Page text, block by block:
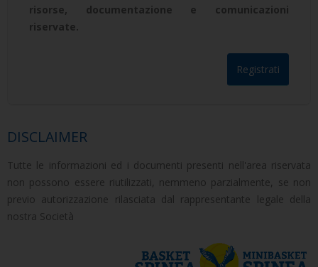
risorse, documentazione e comunicazioni
riservate.
DISCLAIMER
Tutte le informazioni ed i documenti presenti nell'area riservata
non possono essere riutilizzati, nemmeno parzialmente, se non
previo autorizzazione rilasciata dal rappresentante legale della
nostra Società